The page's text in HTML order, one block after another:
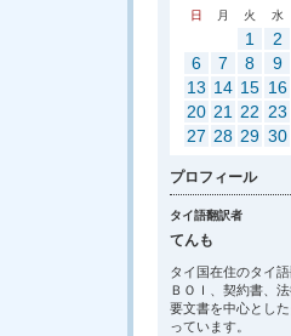
日 月 火 水
1 2
6
7 8 9
13 14 15 16
20 21 22 23
27 28 29 30
プロフィール
タイ語翻訳者
てんも
タイ国在住のタイ語
ＢＯＩ、契約書、
要文書を中心とし
っています。